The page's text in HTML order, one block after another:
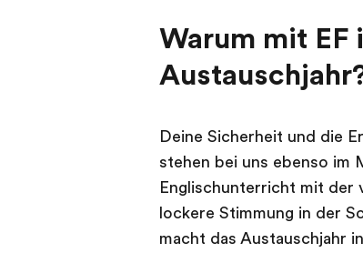
Warum mit EF
Deine Sicherheit und die
stehen bei uns ebenso im
Englischunterricht mit der
lockere Stimmung in der
macht das Austauschjahr